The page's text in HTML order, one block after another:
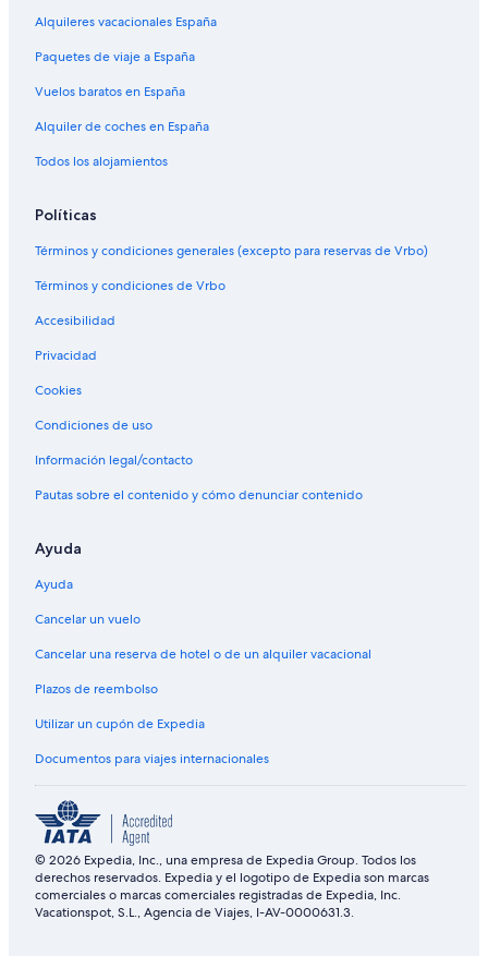
Alquileres vacacionales España
Paquetes de viaje a España
Vuelos baratos en España
Alquiler de coches en España
Todos los alojamientos
Políticas
Términos y condiciones generales (excepto para reservas de Vrbo)
Términos y condiciones de Vrbo
Accesibilidad
Privacidad
Cookies
Condiciones de uso
Información legal/contacto
Pautas sobre el contenido y cómo denunciar contenido
Ayuda
Ayuda
Cancelar un vuelo
Cancelar una reserva de hotel o de un alquiler vacacional
Plazos de reembolso
Utilizar un cupón de Expedia
Documentos para viajes internacionales
© 2026 Expedia, Inc., una empresa de Expedia Group. Todos los
derechos reservados. Expedia y el logotipo de Expedia son marcas
comerciales o marcas comerciales registradas de Expedia, Inc.
Vacationspot, S.L., Agencia de Viajes, I-AV-0000631.3.